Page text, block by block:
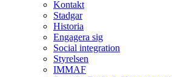
Kontakt
Stadgar
Historia
Engagera sig
Social integration
Styrelsen
IMMAF